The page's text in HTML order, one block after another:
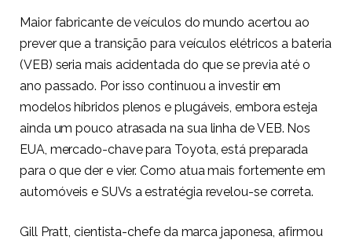
Maior fabricante de veículos do mundo acertou ao
prever que a transição para veículos elétricos a bateria
(VEB) seria mais acidentada do que se previa até o
ano passado. Por isso continuou a investir em
modelos híbridos plenos e plugáveis, embora esteja
ainda um pouco atrasada na sua linha de VEB. Nos
EUA, mercado-chave para Toyota, está preparada
para o que der e vier. Como atua mais fortemente em
automóveis e SUVs a estratégia revelou-se correta.
Gill Pratt, cientista-chefe da marca japonesa, afirmou